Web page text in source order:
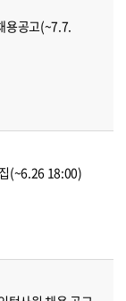
용공고(~7.7.
(~6.26 18:00)